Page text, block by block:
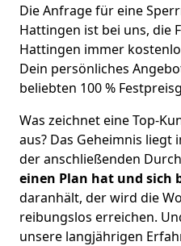
Die Anfrage für eine
Hattingen ist bei uns, die
Hattingen immer
Dein persönliches
beliebten 100 %
Was zeichnet eine Top-
aus? Das Geheimnis
der anschließenden
einen Plan hat und sich
daranhält, der wird die
reibungslos erreichen.
unsere langjährigen